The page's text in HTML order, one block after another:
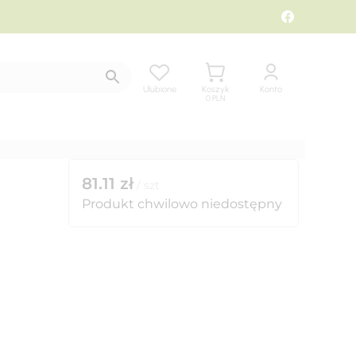
Ulubione
Koszyk
0 PLN
Konto
81.11 zł
Produkt chwilowo niedostępny